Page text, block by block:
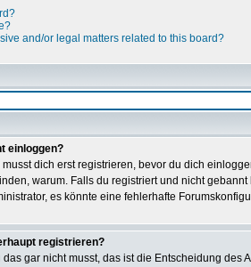
and/or legal matters related to this board?
einloggen?
dich erst registrieren, bevor du dich
warum. Falls du registriert und nicht
es könnte eine fehlerhafte
registrieren?
gar nicht musst, das ist die Entscheidung